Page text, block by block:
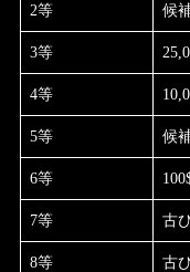
2等 候
3等
4等
5等 候
6等
7等 古
8等 古